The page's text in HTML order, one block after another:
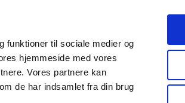
funktioner til sociale medier og
hjemmeside med vores
Vores partnere kan
de har indsamlet fra din brug
os Kontakt Udgivelser
og salg af
Medicinsk
Særlige